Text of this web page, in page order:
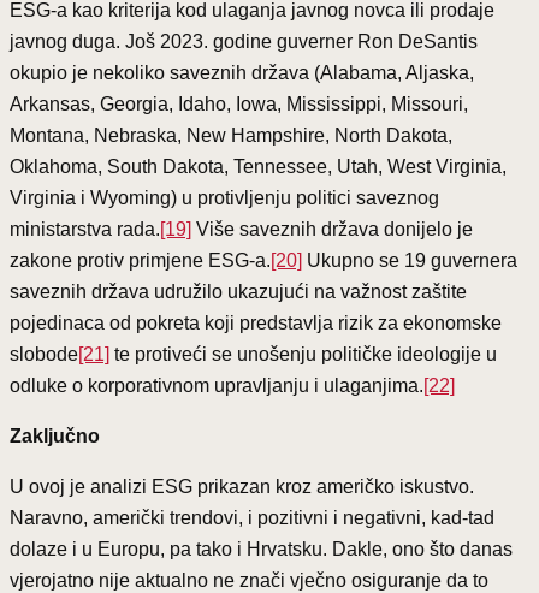
ESG-a kao kriterija kod ulaganja javnog novca ili prodaje
javnog duga. Još 2023. godine guverner Ron DeSantis
okupio je nekoliko saveznih država (Alabama, Aljaska,
Arkansas, Georgia, Idaho, Iowa, Mississippi, Missouri,
Montana, Nebraska, New Hampshire, North Dakota,
Oklahoma, South Dakota, Tennessee, Utah, West Virginia,
Virginia i Wyoming) u protivljenju politici saveznog
ministarstva rada.[19] Više saveznih država donijelo je
zakone protiv primjene ESG-a.[20] Ukupno se 19 guvernera
saveznih država udružilo ukazujući na važnost zaštite
pojedinaca od pokreta koji predstavlja rizik za ekonomske
slobode[21] te protiveći se unošenju političke ideologije u
odluke o korporativnom upravljanju i ulaganjima.[22]
Zaključno
U ovoj je analizi ESG prikazan kroz američko iskustvo.
Naravno, američki trendovi, i pozitivni i negativni, kad-tad
dolaze i u Europu, pa tako i Hrvatsku. Dakle, ono što danas
vjerojatno nije aktualno ne znači vječno osiguranje da to